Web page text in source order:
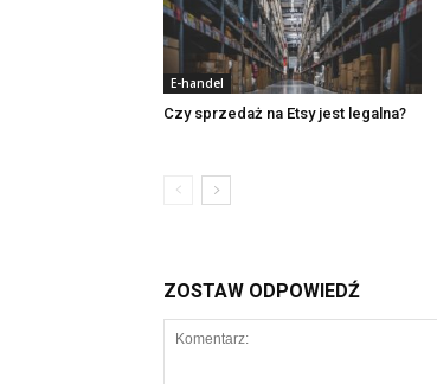
E-handel
Czy sprzedaż na Etsy jest legalna?
ZOSTAW ODPOWIEDŹ